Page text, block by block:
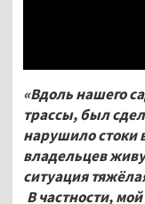
«Вдоль нашего
трассы, был
нарушило стоки
владельцев
ситуация
В частности,